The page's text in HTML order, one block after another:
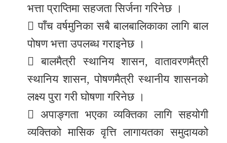
भत्ता प्राप्तिमा सहजता सिर्जना गरिनेछ ।
 पाँच वर्षमुनिका सबै बालबालिकाका लागि बाल
पोषण भत्ता उपलब्ध गराइनेछ ।
 बालमैत्री स्थानिय शासन, वातावरणमैत्री
स्थानिय शासन, पोषणमैत्री स्थानीय शासनको
लक्ष्य पुरा गरी घोषणा गरिनेछ ।
 अपाङ्गता भएका व्यक्तिका लागि सहयोगी
व्यक्तिको मासिक वृत्ति लागायतका समुदायको